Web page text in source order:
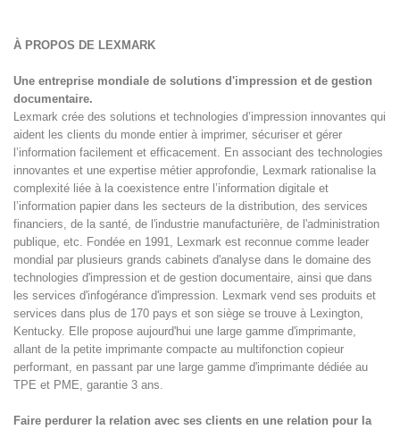
À PROPOS DE LEXMARK
Une entreprise mondiale de solutions d'impression et de gestion
documentaire.
Lexmark crée des solutions et technologies d’impression innovantes qui
aident les clients du monde entier à imprimer, sécuriser et gérer
l’information facilement et efficacement. En associant des technologies
innovantes et une expertise métier approfondie, Lexmark rationalise la
complexité liée à la coexistence entre l’information digitale et
l’information papier dans les secteurs de la distribution, des services
financiers, de la santé, de l'industrie manufacturière, de l'administration
publique, etc. Fondée en 1991, Lexmark est reconnue comme leader
mondial par plusieurs grands cabinets d'analyse dans le domaine des
technologies d'impression et de gestion documentaire, ainsi que dans
les services d'infogérance d'impression. Lexmark vend ses produits et
services dans plus de 170 pays et son siège se trouve à Lexington,
Kentucky. Elle propose aujourd'hui une large gamme d'imprimante,
allant de la petite imprimante compacte au multifonction copieur
performant, en passant par une large gamme d'imprimante dédiée au
TPE et PME, garantie 3 ans.
Faire perdurer la relation avec ses clients en une relation pour la